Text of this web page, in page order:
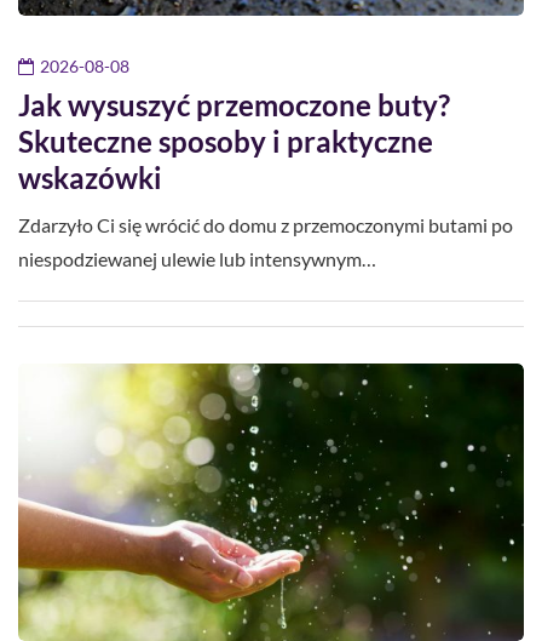
2026-08-08
Jak wysuszyć przemoczone buty?
Skuteczne sposoby i praktyczne
wskazówki
Zdarzyło Ci się wrócić do domu z przemoczonymi butami po
niespodziewanej ulewie lub intensywnym…